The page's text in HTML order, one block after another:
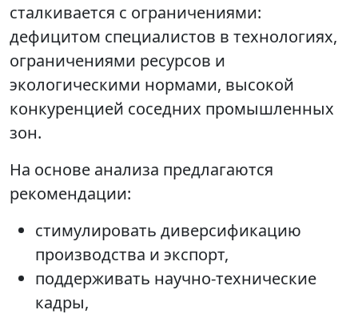
сталкивается с ограничениями:
дефицитом специалистов в технологиях,
ограничениями ресурсов и
экологическими нормами, высокой
конкуренцией соседних промышленных
зон.
На основе анализа предлагаются
рекомендации:
стимулировать диверсификацию
производства и экспорт,
поддерживать научно-технические
кадры,